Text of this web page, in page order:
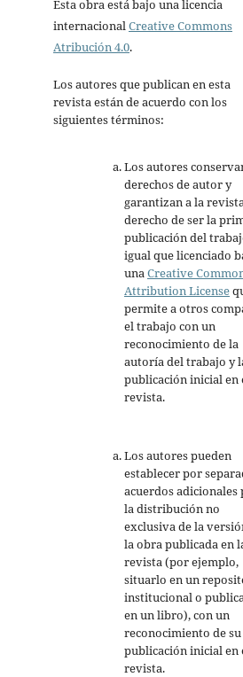
Esta obra está bajo una licencia
internacionalCreative Commons
Atribución 4.0.
Los autores que publican en esta
revista están de acuerdo con los
siguientes términos:
Los autores
derechos de autor y
garantizan a la
derecho de ser la
publicación del
igual que licenciado
unaCreative
Attribution License
permite a otros
el trabajo con un
reconocimiento de la
autoría del trabajo y
publicación inicial en
revista.
Los autores pueden
establecer por
acuerdos adicionales
la distribución no
exclusiva de la
la obra publicada en
revista (por ejemplo,
situarlo en un
institucional o
en un libro), con un
reconocimiento de su
publicación inicial en
revista.